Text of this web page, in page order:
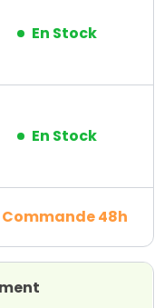
En Stock
En Stock
Commande 48h